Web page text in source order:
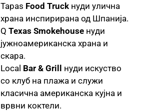
Tapas Food Truck нуди улична
храна инспирирана од Шпанија.
Q Texas Smokehouse нуди
јужноамериканска храна и
скара.
Local Bar & Grill нуди искуство
со клуб на плажа и служи
класична американска кујна и
врвни коктели.